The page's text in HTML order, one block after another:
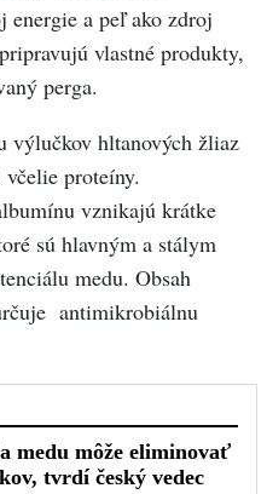
energie a peľ ako zdroj
vlastné produkty,
perga.
výlučkov hltanových žliaz
proteíny.
vznikajú krátke
sú hlavným a stálym
medu. Obsah
antimikrobiálnu